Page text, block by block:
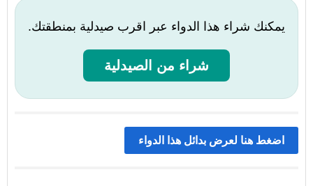
يمكنك شراء هذا الدواء عبر اقرب صيدلية بمنطقتك.
شراء من الصيدلية
اضغط هنا لعرض بدائل هذا الدواء